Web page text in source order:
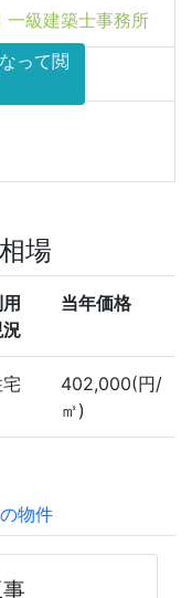
一級建築士事務所
って閲
場
当年価格
402,000(円/
㎡)
物件